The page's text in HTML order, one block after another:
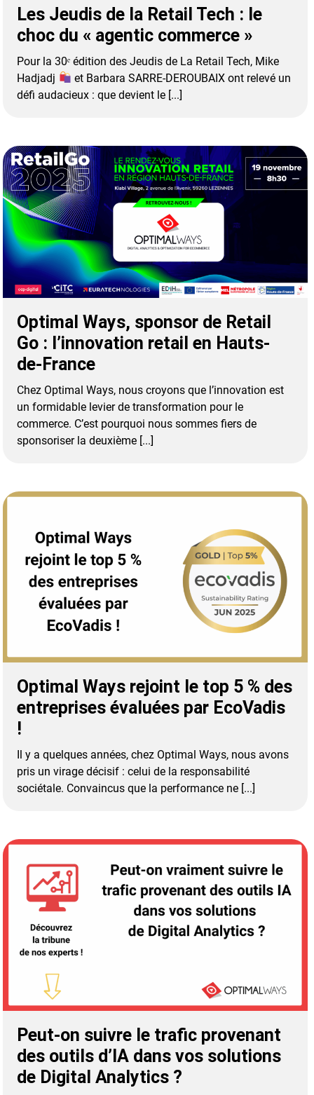
Les Jeudis de la Retail Tech : le
choc du « agentic commerce »
Pour la 30ᵉ édition des Jeudis de La Retail Tech, Mike
Hadjadj
et Barbara SARRE-DEROUBAIX ont relevé un
défi audacieux : que devient le [...]
Optimal Ways, sponsor de Retail
Go : l’innovation retail en Hauts-
de-France
Chez Optimal Ways, nous croyons que l’innovation est
un formidable levier de transformation pour le
commerce. C’est pourquoi nous sommes fiers de
sponsoriser la deuxième [...]
Optimal Ways rejoint le top 5 % des
entreprises évaluées par EcoVadis
!
Il y a quelques années, chez Optimal Ways, nous avons
pris un virage décisif : celui de la responsabilité
sociétale. Convaincus que la performance ne [...]
Peut-on suivre le trafic provenant
des outils d’IA dans vos solutions
de Digital Analytics ?